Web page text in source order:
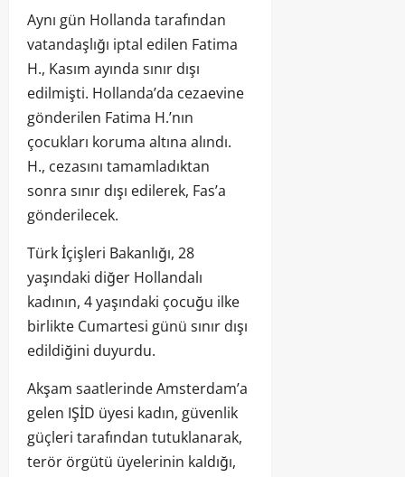
Aynı gün Hollanda tarafından
vatandaşlığı iptal edilen Fatima
H., Kasım ayında sınır dışı
edilmişti. Hollanda’da cezaevine
gönderilen Fatima H.’nın
çocukları koruma altına alındı.
H., cezasını tamamladıktan
sonra sınır dışı edilerek, Fas’a
gönderilecek.
Türk İçişleri Bakanlığı, 28
yaşındaki diğer Hollandalı
kadının, 4 yaşındaki çocuğu ilke
birlikte Cumartesi günü sınır dışı
edildiğini duyurdu.
Akşam saatlerinde Amsterdam’a
gelen IŞİD üyesi kadın, güvenlik
güçleri tarafından tutuklanarak,
terör örgütü üyelerinin kaldığı,